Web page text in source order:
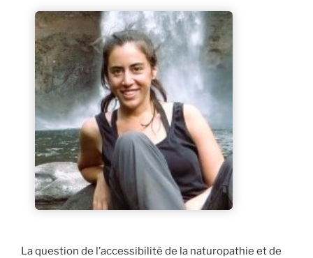
La question de l’accessibilité de la naturopathie et de